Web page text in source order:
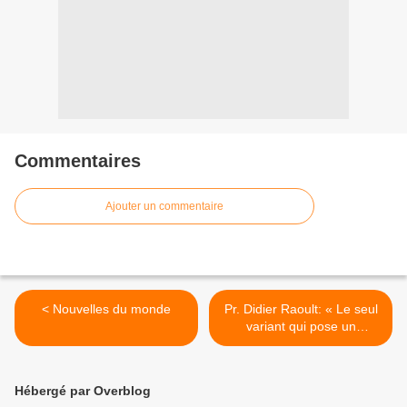
Commentaires
Ajouter un commentaire
< Nouvelles du monde
Pr. Didier Raoult: « Le seul
variant qui pose un
problème maintenant, c’est
Hébergé par Overblog